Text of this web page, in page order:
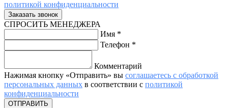
политикой конфиденциальности
СПРОСИТЬ МЕНЕДЖЕРА
Имя *
Телефон *
Комментарий
Нажимая кнопку «Отправить» вы соглашаетесь с обработкой
персональных данных в соответствии с политикой
конфиденциальности